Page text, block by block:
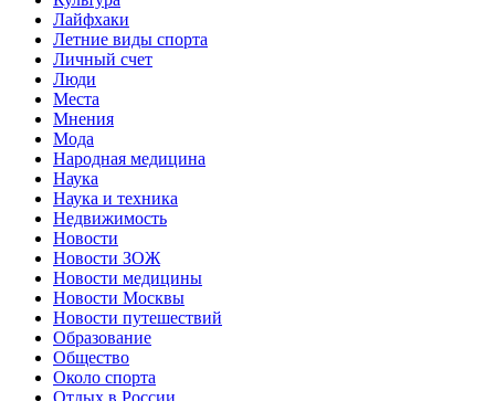
Лайфхаки
Летние виды спорта
Личный счет
Люди
Места
Мнения
Мода
Народная медицина
Наука
Наука и техника
Недвижимость
Новости
Новости ЗОЖ
Новости медицины
Новости Москвы
Новости путешествий
Образование
Общество
Около спорта
Отдых в России